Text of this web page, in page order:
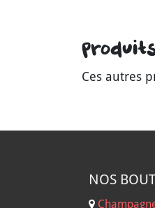
Ces autres
NOS B